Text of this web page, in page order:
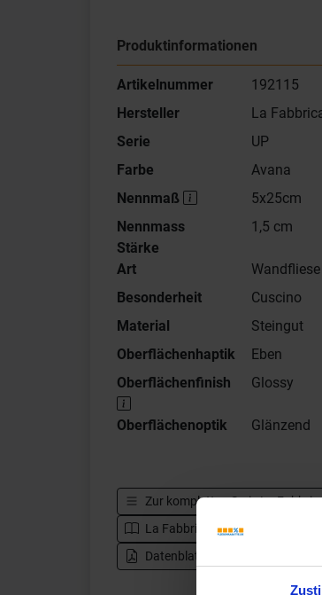
Produktinformationen
Artikelnummer
192115
Hersteller
La
Serie
UP
Farbe
Avana
Nennmaß
5x25cm
Nennmass
Stärke
1,5 cm
Art
Wandfliese
Besonderheit
Cuscino
Material
Steingut
Oberflächenhaptik
Eben
Oberflächenfinish
Glossy
Oberflächenoptik Glänzend
Zur kompletten SerieLa
La Fabbrica Ava UP - Katalog
Datenblatt herunterladen - PDF